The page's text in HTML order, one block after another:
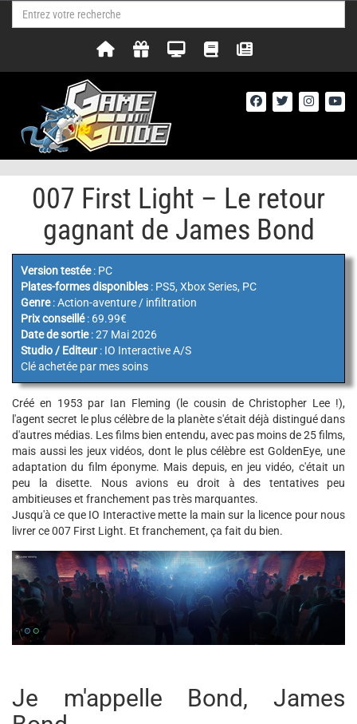
007 First Light – Le retour
gagnant de James Bond
Version testée: PC
Plates-formes disponibles : PS5, Xbox Series, PC
Genre: Action-aventure / infiltration
Prix conseillé: 69.99€
Date de sortie: 27 Mai 2026
Studio / Editeur : IO Interactive A/S
Clé achetée par mes soins
Créé en 1953 par Ian Fleming (le cousin de Christopher Lee !),
l'agent secret le plus célèbre de la planète s'était déjà distingué dans
d'autres médias. Les films bien entendu, avec pas moins de 25 films,
mais aussi les jeux vidéos, dont le plus célèbre est GoldenEye, une
adaptation du film éponyme. Mais depuis, en jeu vidéo, c'était un
peu la disette. Nous avions eu droit à des tentatives peu
ambitieuses et franchement pas très marquantes.
Jusqu'à ce que IO Interactive mette la main sur la licence pour nous
livrer ce 007 First Light. Et franchement, ça fait du bien.
Je m'appelle Bond, James